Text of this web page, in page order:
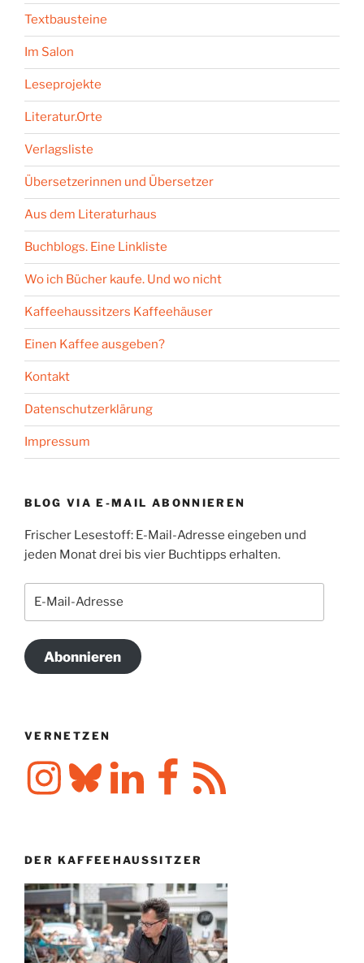
Textbausteine
Im Salon
Leseprojekte
Literatur.Orte
Verlagsliste
Übersetzerinnen und Übersetzer
Aus dem Literaturhaus
Buchblogs. Eine Linkliste
Wo ich Bücher kaufe. Und wo nicht
Kaffeehaussitzers Kaffeehäuser
Einen Kaffee ausgeben?
Kontakt
Datenschutzerklärung
Impressum
BLOG VIA E-MAIL ABONNIEREN
Frischer Lesestoff: E-Mail-Adresse eingeben und
jeden Monat drei bis vier Buchtipps erhalten.
Abonnieren
VERNETZEN
InstagramBlueskyLinkedIn FacebookRSS-
Feed
DER KAFFEEHAUSSITZER